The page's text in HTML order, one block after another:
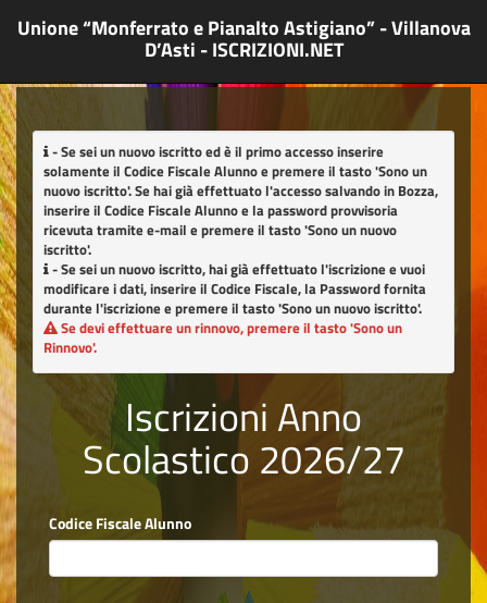
Unione “Monferrato e Pianalto Astigiano” - Villanova
D’Asti - ISCRIZIONI.NET
- Se sei un nuovo iscritto ed è il primo accesso inserire
solamente il Codice Fiscale Alunno e premere il tasto'Sono un
nuovo iscritto'. Se hai già effettuato l'accesso salvando in Bozza,
inserire il Codice Fiscale Alunno e la password provvisoria
ricevuta tramite e-mail e premere il tasto'Sono un nuovo
iscritto'.
- Se sei un nuovo iscritto, hai già effettuato l'iscrizione e vuoi
modificare i dati, inserire il Codice Fiscale, la Password fornita
durante l'iscrizione e premere il tasto'Sono un nuovo iscritto'.
Se devi effettuare un rinnovo, premere il tasto'Sono un
Rinnovo'.
Iscrizioni Anno
Scolastico 2026/27
Codice Fiscale Alunno